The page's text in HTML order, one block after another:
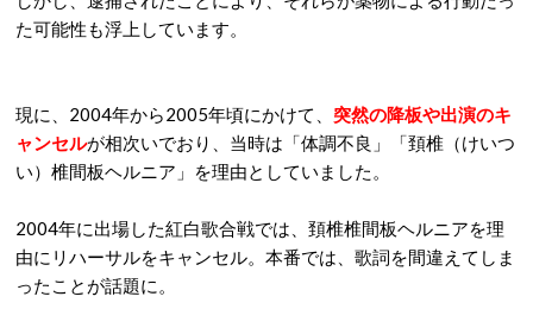
た可能性も浮上しています。
現に、2004年から2005年頃にかけて、 突然の降板や出演のキ
ャンセルが相次いでおり、当時は「体調不良」「頚椎（けいつ
い）椎間板ヘルニア」を理由としていました。
2004年に出場した紅白歌合戦では、頚椎椎間板ヘルニアを理
由にリハーサルをキャンセル。本番では、歌詞を間違えてしま
ったことが話題に。